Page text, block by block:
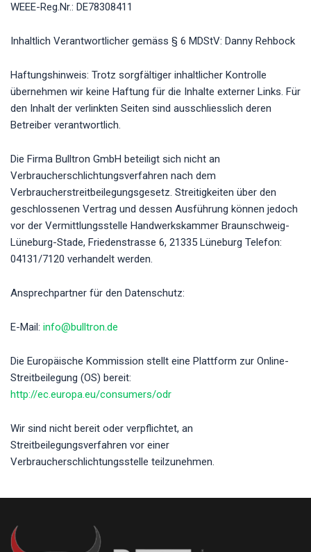
WEEE-Reg.Nr.: DE78308411
Inhaltlich Verantwortlicher gemäss § 6 MDStV: Danny Rehbock
Haftungshinweis: Trotz sorgfältiger inhaltlicher Kontrolle
übernehmen wir keine Haftung für die Inhalte externer Links. Für
den Inhalt der verlinkten Seiten sind ausschliesslich deren
Betreiber verantwortlich.
Die Firma Bulltron GmbH beteiligt sich nicht an
Verbraucherschlichtungsverfahren nach dem
Verbraucherstreitbeilegungsgesetz. Streitigkeiten über den
geschlossenen Vertrag und dessen Ausführung können jedoch
vor der Vermittlungsstelle Handwerkskammer Braunschweig-
Lüneburg-Stade, Friedenstrasse 6, 21335 Lüneburg Telefon:
04131/7120 verhandelt werden.
Ansprechpartner für den Datenschutz:
E-Mail: info@bulltron.de
Die Europäische Kommission stellt eine Plattform zur Online-
Streitbeilegung (OS) bereit:
http://ec.europa.eu/consumers/odr
Wir sind nicht bereit oder verpflichtet, an
Streitbeilegungsverfahren vor einer
Verbraucherschlichtungsstelle teilzunehmen.